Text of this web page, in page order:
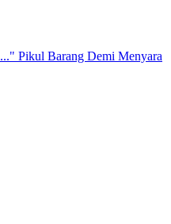
Pikul Barang Demi Menyara